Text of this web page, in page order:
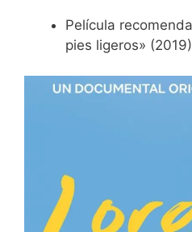
Película
pies ligeros» (2019)